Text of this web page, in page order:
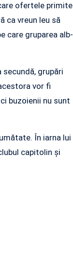
ofertele primite
ca vreun leu să
care gruparea alb-
grupări
vor fi
buzoienii nu sunt
În iarna lui
capitolin şi